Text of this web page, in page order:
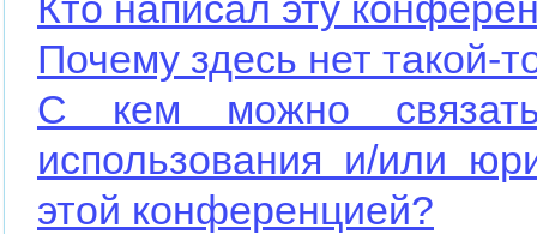
Кто написал эту
Почему здесь нет такой-
С кем можно
использования и/или
этой конференцией?